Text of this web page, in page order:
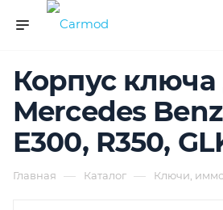
Корпус ключа
Mercedes
E300, R350,
Главная — Каталог — Ключи,